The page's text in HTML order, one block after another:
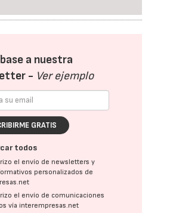
a nuestra
- Ver ejemplo
GRATIS
todos
el envío de newsletters y
personalizados de
el envío de comunicaciones
vía interempresas.net